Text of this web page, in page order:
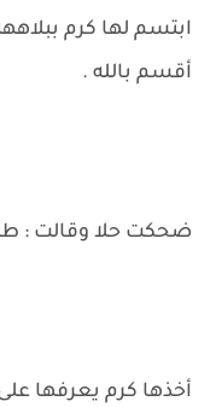
ابتسم لها كرم
أقسم بالله .
ضحكت حلا وقالت : طب
أخذها كرم يعرفها